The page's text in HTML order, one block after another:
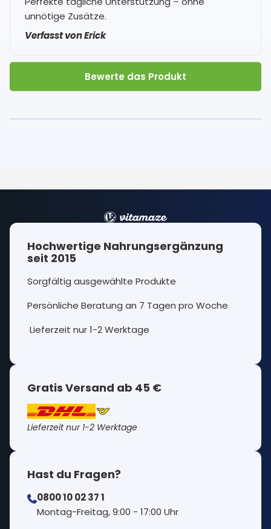
unnötige Zusätze.
Verfasst von Erick
Bewerte das Produkt
Hochwertige Nahrungsergänzung
seit 2015
Sorgfältig ausgewählte Produkte
Persönliche Beratung an 7 Tagen pro Woche
Lieferzeit nur 1-2 Werktage
Gratis Versand ab 45 €
Lieferzeit nur 1-2 Werktage
Hast du Fragen?
0800 10 02 37 1
⁠Montag-Freitag, 9:00 - 17:00 Uhr